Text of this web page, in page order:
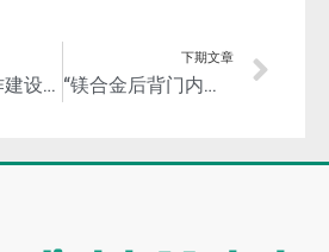
诺贝丽斯合作建设联合实验室——开发铝生产碳中和解决方案
下期文章
“镁合金后背门内板结构”设计与制造关键技术列入轻量化联盟今年拟立开发项目